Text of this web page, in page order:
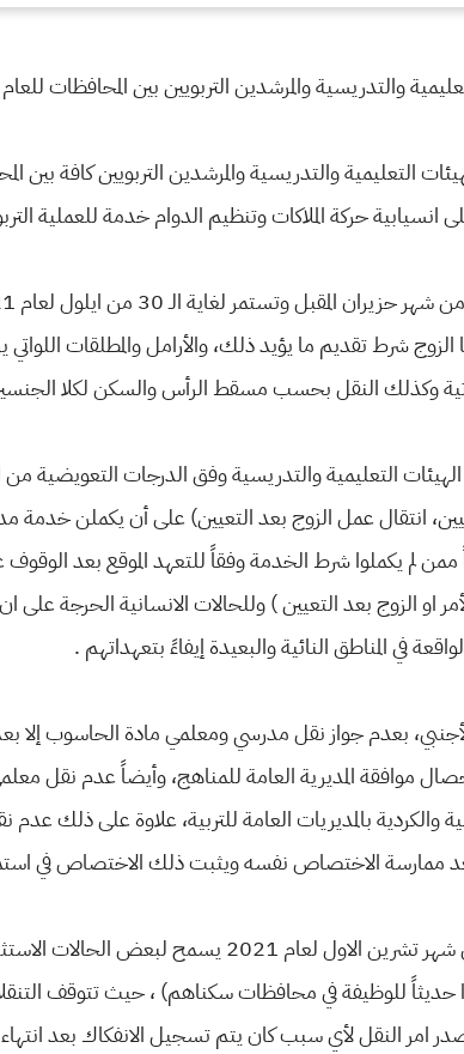
والتدريسية والمرشدين التربويين بين المحافظات للعام الدراسي
انسيابية حركة الملاكات وتنظيم الدوام خدمة للعملية
الزوج شرط تقديم ما يؤيد ذلك، والأرامل والمطلقات
وكذلك النقل بحسب مسقط الرأس والسكن لكلا
التعليمية والتدريسية وفق الدرجات التعويضية
ممن لم يكملوا شرط الخدمة وفقاً للتعهد الموقع بعد الوقوف
او الزوج بعد التعيين ) وللحالات الانسانية الحرجة
في المناطق النائية والبعيدة إيفاءً بتعهداتهم .
بعدم جواز نقل مدرسي ومعلمي مادة الحاسوب
موافقة المديرية العامة للمناهج، وأيضاً عدم نقل
والكردية بالمديريات العامة للتربية، علاوة على ذلك
بعد ممارسة الاختصاص نفسه ويثبت ذلك الاختصاص في
اما بخصوص ترويج طلبات النقل بعد (الاول) من شهر تشرين
امر النقل لأي سبب كان يتم تسجيل الانفكاك بعد